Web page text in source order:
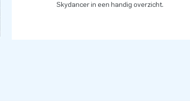
Skydancer in een handig overzicht.